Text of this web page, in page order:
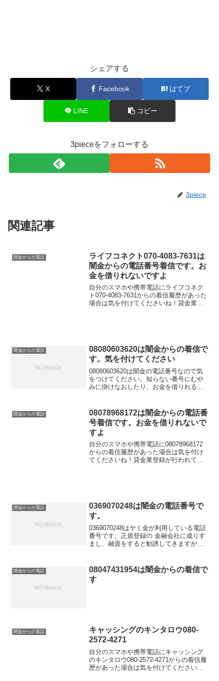
シェアする
X Facebook はてブ
LINE コピー
3pieceをフォローする
3piece
関連記事
闇金からの電話
ライフコネクト070-4083-7631は
闇金からの電話番号着信です。お
金を借りれないですよ
自分のスマホや携帯電話にライフコネク
ト070-4083-7631からの着信履歴があった
場合は気を付けてくださいね！貸金業登
闇金からの電話
08080603620は闇金からの着信で
す。気を付けてください
08080603620は闇金の電話番号なので気
をつけてください。知らない番号にむや
みに掛けなおしたり、お金を借りれると
庁に貸金業登録していないこの電話番号
はキャッシングの勧誘に利用してはいけ
ないと法律で定められています。
闇金からの電話
08078968172は闇金からの電話番
号着信です。お金を借りれないで
すよ
自分のスマホや携帯電話に08078968172
からの着信履歴があった場合は気を付け
てくださいね！貸金業登録が行われてい
闇金からの電話
0369070248は闇金の電話番号で
す。
0369070248はヤミ金が利用している電話
番号です。正規登録の 金融会社に成りす
まし、融資をすると勧誘してきますが悪
お金を借りることはできません。希望金
額を伝えたり、住所や勤務先電話番号な
ど個人情報を聞き出してくるので伝えな
も当然違法行為を行ってくるので、問題
解決には無料相談可能な法律家に任せま
闇金からの電話
08047431954は闇金からの着信で
す
闇金からの電話
キャッシングのキンタロウ080-
2572-4271
自分のスマホや携帯電話にキャッシング
のキンタロウ080-2572-4271からの着信履
歴があった場合は気を付けてください